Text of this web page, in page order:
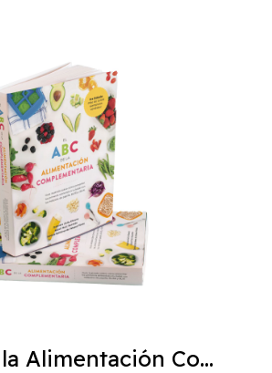
ABC de la Alimentación Complementaria 4ta edición